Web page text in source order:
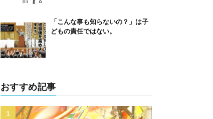
「こんな事も知らないの？」は子
どもの責任ではない。
おすすめ記事